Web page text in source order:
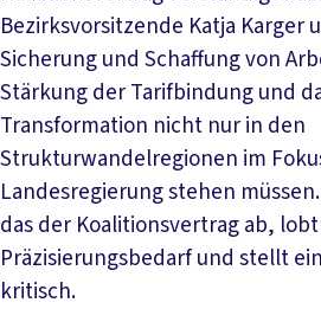
Bezirksvorsitzende Katja Karger
Sicherung und Schaffung von
Stärkung der Tarifbindung und
Transformation nicht nur in den
Strukturwandelregionen im
Landesregierung stehen
das der Koalitionsvertrag ab,
Präzisierungsbedarf und stellt
kritisch.